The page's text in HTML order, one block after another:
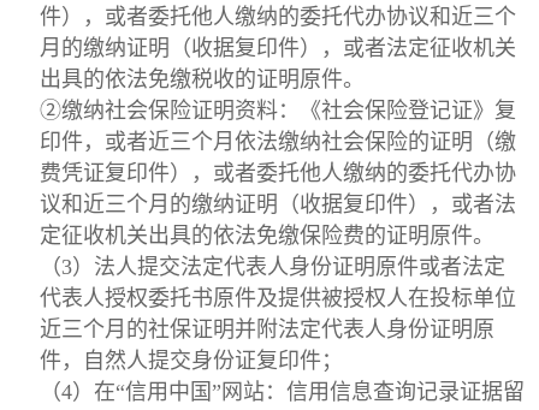
件），或者委托他人缴纳的委托代办协议和近三个
月的缴纳证明（收据复印件），或者法定征收机关
出具的依法免缴税收的证明原件。
②缴纳社会保险证明资料：《社会保险登记证》复
印件，或者近三个月依法缴纳社会保险的证明（缴
费凭证复印件），或者委托他人缴纳的委托代办协
议和近三个月的缴纳证明（收据复印件），或者法
定征收机关出具的依法免缴保险费的证明原件。
（3）法人提交法定代表人身份证明原件或者法定
代表人授权委托书原件及提供被授权人在投标单位
近三个月的社保证明并附法定代表人身份证明原
件，自然人提交身份证复印件；
（4）在“信用中国”网站：信用信息查询记录证据留